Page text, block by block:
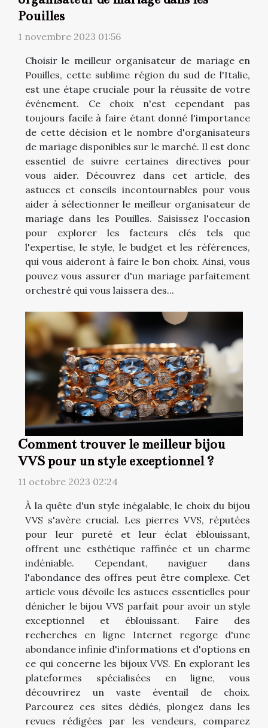
Pouilles
1 novembre 2023 01:56
Choisir le meilleur organisateur de mariage en
Pouilles, cette sublime région du sud de l'Italie,
est une étape cruciale pour la réussite de votre
événement. Ce choix n'est cependant pas
toujours facile à faire étant donné l'importance
de cette décision et le nombre d'organisateurs
de mariage disponibles sur le marché. Il est donc
essentiel de suivre certaines directives pour
vous aider. Découvrez dans cet article, des
astuces et conseils incontournables pour vous
aider à sélectionner le meilleur organisateur de
mariage dans les Pouilles. Saisissez l'occasion
pour explorer les facteurs clés tels que
l'expertise, le style, le budget et les références,
qui vous aideront à faire le bon choix. Ainsi, vous
pouvez vous assurer d'un mariage parfaitement
orchestré qui vous laissera des...
Comment trouver le meilleur bijou
VVS pour un style exceptionnel ?
11 octobre 2023 02:24
À la quête d'un style inégalable, le choix du bijou
VVS s'avère crucial. Les pierres VVS, réputées
pour leur pureté et leur éclat éblouissant,
offrent une esthétique raffinée et un charme
indéniable. Cependant, naviguer dans
l'abondance des offres peut être complexe. Cet
article vous dévoile les astuces essentielles pour
dénicher le bijou VVS parfait pour avoir un style
exceptionnel et éblouissant. Faire des
recherches en ligne Internet regorge d'une
abondance infinie d'informations et d'options en
ce qui concerne les bijoux VVS. En explorant les
plateformes spécialisées en ligne, vous
découvrirez un vaste éventail de choix.
Parcourez ces sites dédiés, plongez dans les
revues rédigées par les vendeurs, comparez